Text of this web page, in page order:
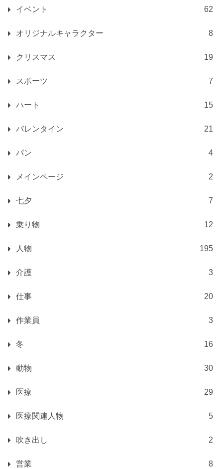
イベント 62
オリジナルキャラクター 8
クリスマス 19
スポーツ 7
ハート 15
バレンタイン 21
パン 4
メインページ 2
七夕 7
乗り物 12
人物 195
介護 3
仕事 20
作業員 3
冬 16
動物 30
医療 29
医療関連人物 5
吹き出し 2
営業 8